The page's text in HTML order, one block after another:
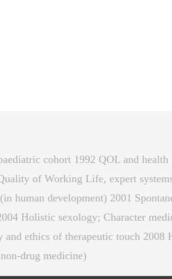
cohort 1992 QOL and
of Working Life, expert
human development) 2001
Holistic sexology; Character
ethics of therapeutic touch 2008
drug medicine)